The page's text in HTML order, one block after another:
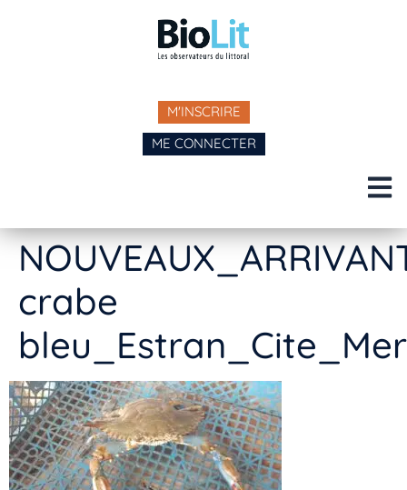
M'INSCRIRE
ME CONNECTER
crabe
bleu_Estran_Cite_Mer